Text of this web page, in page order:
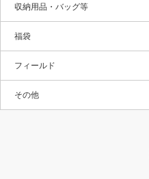
収納用品・バッグ等
福袋
フィールド
その他